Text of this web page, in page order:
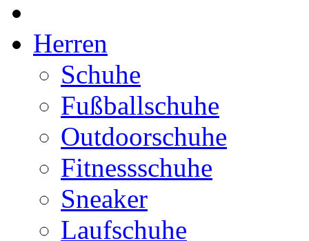
Herren
Schuhe
Fußballschuhe
Outdoorschuhe
Fitnessschuhe
Sneaker
Laufschuhe